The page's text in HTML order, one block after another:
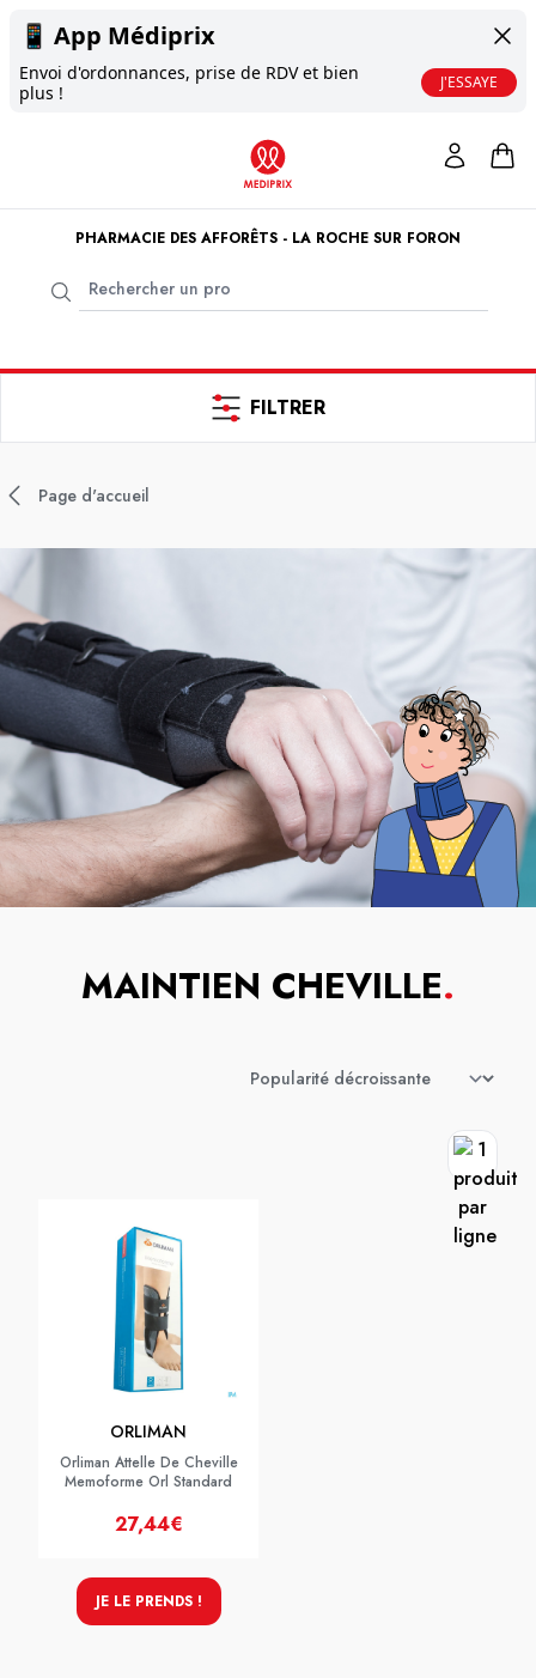
📱 App Médiprix
Envoi d'ordonnances, prise de RDV et bien
plus !
J'ESSAYE
PHARMACIE DES AFFORÊTS - LA ROCHE SUR FORON
FILTRER
Page d'accueil
MAINTIEN CHEVILLE.
ORLIMAN
Orliman Attelle De Cheville
Memoforme Orl Standard
27,44€
JE LE PRENDS !